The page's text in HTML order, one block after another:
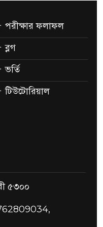
পরীক্ষার ফলাফল
ব্লগ
ভর্তি
টিউটোরিয়াল
৫৩০০